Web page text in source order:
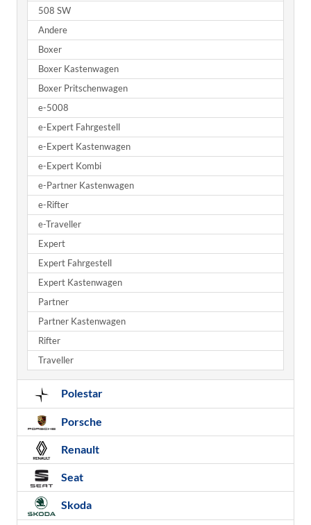
508 SW
Andere
Boxer
Boxer Kastenwagen
Boxer Pritschenwagen
e-5008
e-Expert Fahrgestell
e-Expert Kastenwagen
e-Expert Kombi
e-Partner Kastenwagen
e-Rifter
e-Traveller
Expert
Expert Fahrgestell
Expert Kastenwagen
Partner
Partner Kastenwagen
Rifter
Traveller
Polestar
Porsche
Renault
Seat
Skoda